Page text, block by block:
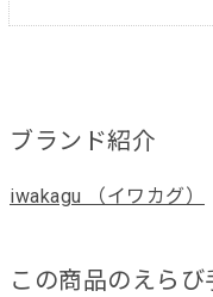
ブランド紹介
iwakagu （イワカグ）
この商品のえらび